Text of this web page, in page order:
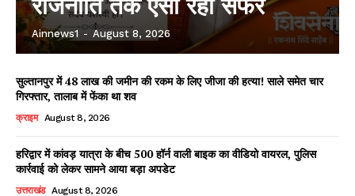
राजनीति तक ऐसा रहा सफर
Ainnews1 - August 8, 2026
सुल्तानपुर में 48 लाख की जमीन की रकम के लिए जीजा की हत्या! साले समेत चार
गिरफ्तार, तालाब में फेंका था शव
क्राइम August 8, 2026
हरिद्वार में कांवड़ यात्रा के बीच 500 हॉर्न वाली बाइक का वीडियो वायरल, पुलिस
कार्रवाई को लेकर सामने आया बड़ा अपडेट
उत्तराखंड August 8, 2026